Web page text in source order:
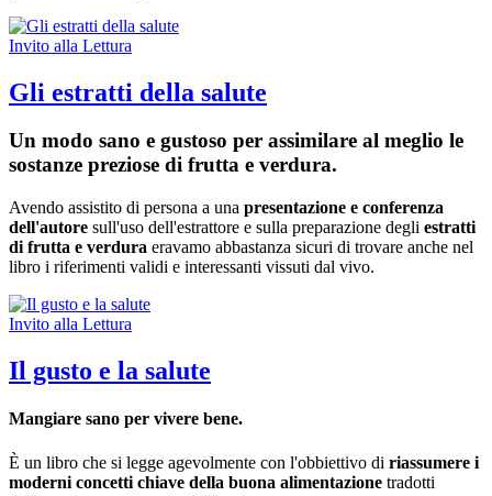
Invito alla Lettura
Gli estratti della salute
Un modo sano e gustoso per assimilare al meglio le
sostanze preziose di frutta e verdura.
Avendo assistito di persona a una presentazione e conferenza
dell'autore sull'uso dell'estrattore e sulla preparazione degli estratti
di frutta e verdura eravamo abbastanza sicuri di trovare anche nel
libro i riferimenti validi e interessanti vissuti dal vivo.
Invito alla Lettura
Il gusto e la salute
Mangiare sano per vivere bene.
È un libro che si legge agevolmente con l'obbiettivo di riassumere i
moderni concetti chiave della buona alimentazione tradotti